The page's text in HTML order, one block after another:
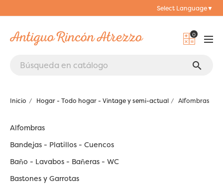
Select Language▼
0
search
Inicio Hogar - Todo hogar - Vintage y semi-actual Alfombras
Alfombras
Bandejas - Platillos - Cuencos
Baño - Lavabos - Bañeras - WC
Bastones y Garrotas